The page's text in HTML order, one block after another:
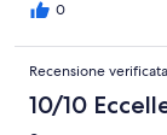
0
Recensione verificata
10/10